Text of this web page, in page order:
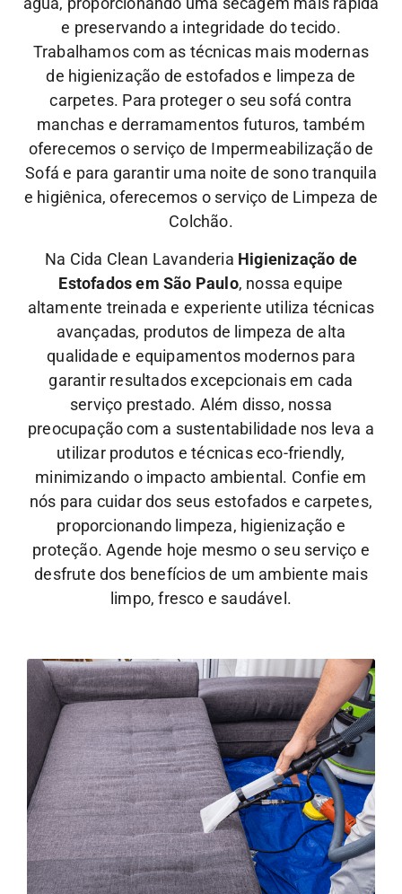
e preservando a integridade do tecido.
Trabalhamos com as técnicas mais modernas
de higienização de estofados e limpeza de
carpetes. Para proteger o seu sofá contra
manchas e derramamentos futuros, também
oferecemos o serviço de Impermeabilização de
Sofá e para garantir uma noite de sono tranquila
e higiênica, oferecemos o serviço de Limpeza de
Colchão.
Na Cida Clean Lavanderia Higienização de
Estofados em São Paulo, nossa equipe
altamente treinada e experiente utiliza técnicas
avançadas, produtos de limpeza de alta
qualidade e equipamentos modernos para
garantir resultados excepcionais em cada
serviço prestado. Além disso, nossa
preocupação com a sustentabilidade nos leva a
utilizar produtos e técnicas eco-friendly,
minimizando o impacto ambiental. Confie em
nós para cuidar dos seus estofados e carpetes,
proporcionando limpeza, higienização e
proteção. Agende hoje mesmo o seu serviço e
desfrute dos benefícios de um ambiente mais
limpo, fresco e saudável.